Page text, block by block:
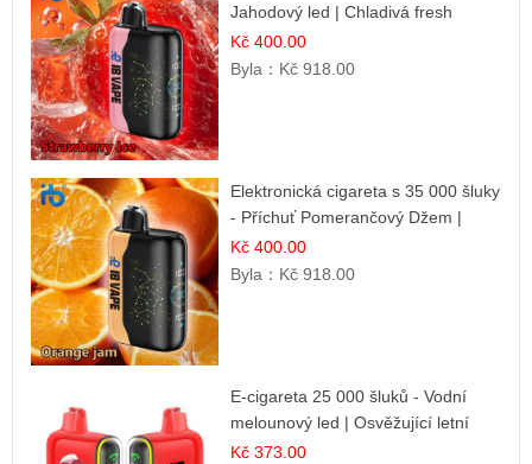
Jahodový led | Chladivá fresh
příchuť
Kč 400.00
Byla： Kč 918.00
Elektronická cigareta s 35 000 šluky
- Příchuť Pomerančový Džem |
Dlouhotrvající zážitek
Kč 400.00
Byla： Kč 918.00
E-cigareta 25 000 šluků - Vodní
melounový led | Osvěžující letní
příchuť
Kč 373.00